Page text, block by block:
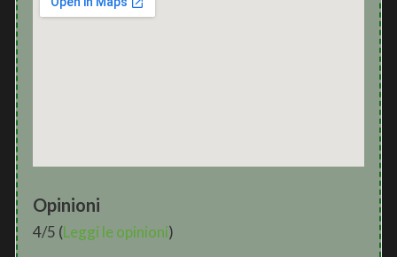
Opinioni
4/5 (Leggi le opinioni)